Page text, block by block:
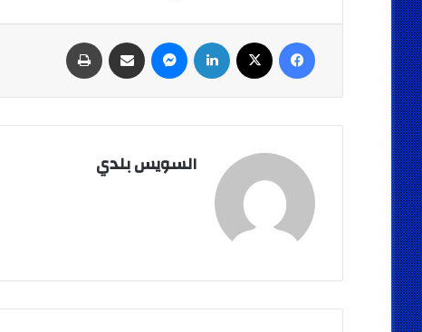
فيسبوك لينكدإن ماسنجر مشاركة عبر البريد
السويس بلدي